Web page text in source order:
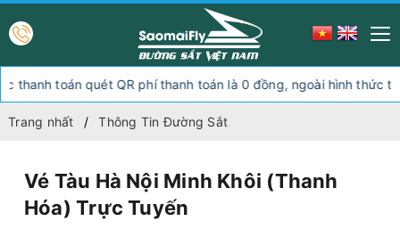
quét QR phí thanh toán là 0 đồng, ngoài hình thức thanh toán
Trang nhất Thông Tin Đường Sắt
Vé Tàu Hà Nội Minh Khôi (Thanh
Hóa) Trực Tuyến